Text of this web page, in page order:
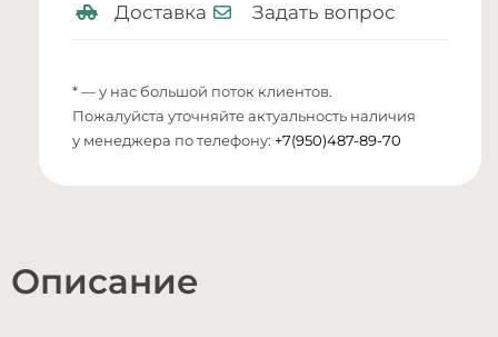
Доставка Задать вопрос
* — у нас большой поток клиентов.
Пожалуйста уточняйте актуальность наличия
у менеджера по телефону: +7(950)487-89-70
Описание